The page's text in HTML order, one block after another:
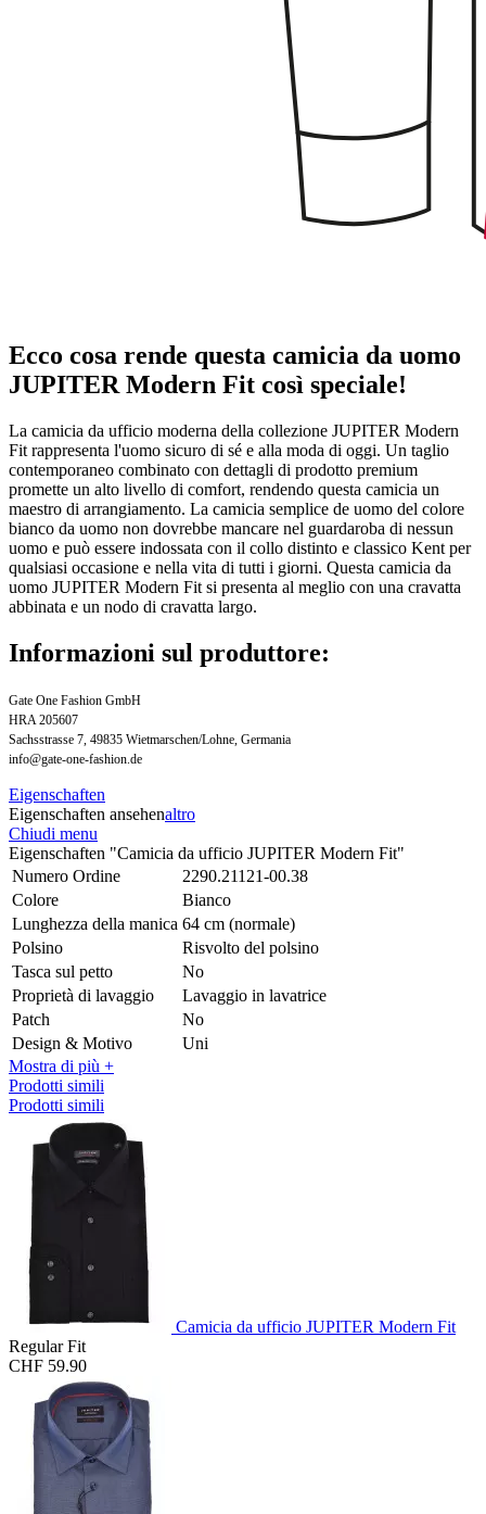
Ecco cosa rende questa camicia da uomo
JUPITER Modern Fit così speciale!
La camicia da ufficio moderna della collezione JUPITER Modern
Fit rappresenta l'uomo sicuro di sé e alla moda di oggi. Un taglio
contemporaneo combinato con dettagli di prodotto premium
promette un alto livello di comfort, rendendo questa camicia un
maestro di arrangiamento. La camicia semplice de uomo del colore
bianco da uomo non dovrebbe mancare nel guardaroba di nessun
uomo e può essere indossata con il collo distinto e classico Kent per
qualsiasi occasione e nella vita di tutti i giorni. Questa camicia da
uomo JUPITER Modern Fit si presenta al meglio con una cravatta
abbinata e un nodo di cravatta largo.
Informazioni sul produttore:
Gate One Fashion GmbH
HRA 205607
Sachsstrasse 7, 49835 Wietmarschen/Lohne, Germania
info@gate-one-fashion.de
Eigenschaften
Eigenschaften ansehenaltro
Chiudi menu
Eigenschaften "Camicia da ufficio JUPITER Modern Fit"
Numero Ordine
2290.21121-00.38
Colore
Bianco
Lunghezza della manica 64 cm (normale)
Polsino
Risvolto del polsino
Tasca sul petto
No
Proprietà di lavaggio
Lavaggio in lavatrice
Patch
No
Design & Motivo
Uni
Mostra di più +
Prodotti simili
Prodotti simili
Camicia da ufficio JUPITER Modern Fit
Regular Fit
CHF 59.90